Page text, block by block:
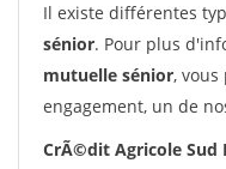
Il existe différentes
sénior. Pour plus
mutuelle sénior, vous
engagement, un de
CrÃ©dit Agricole Sud